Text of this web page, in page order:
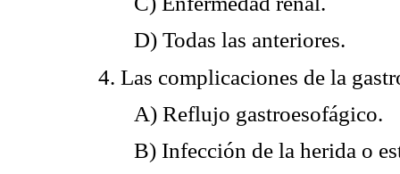
D) Todas las anteriores.
4. Las complicaciones de la
A) Reflujo gastroesofágico.
B) Infección de la herida o